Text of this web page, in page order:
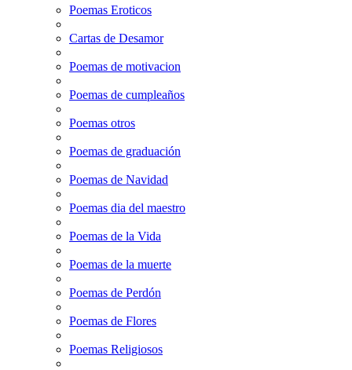
Poemas Eroticos
Cartas de Desamor
Poemas de motivacion
Poemas de cumpleaños
Poemas otros
Poemas de graduación
Poemas de Navidad
Poemas dia del maestro
Poemas de la Vida
Poemas de la muerte
Poemas de Perdón
Poemas de Flores
Poemas Religiosos